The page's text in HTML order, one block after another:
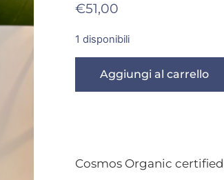
€51,00
1 disponibili
Aggiungi al carrello
Cosmos Organic